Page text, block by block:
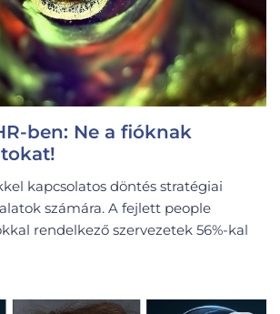
ben: Ne a fióknak
kapcsolatos döntés stratégiai
számára. A fejlett people
rendelkező szervezetek 56%-kal